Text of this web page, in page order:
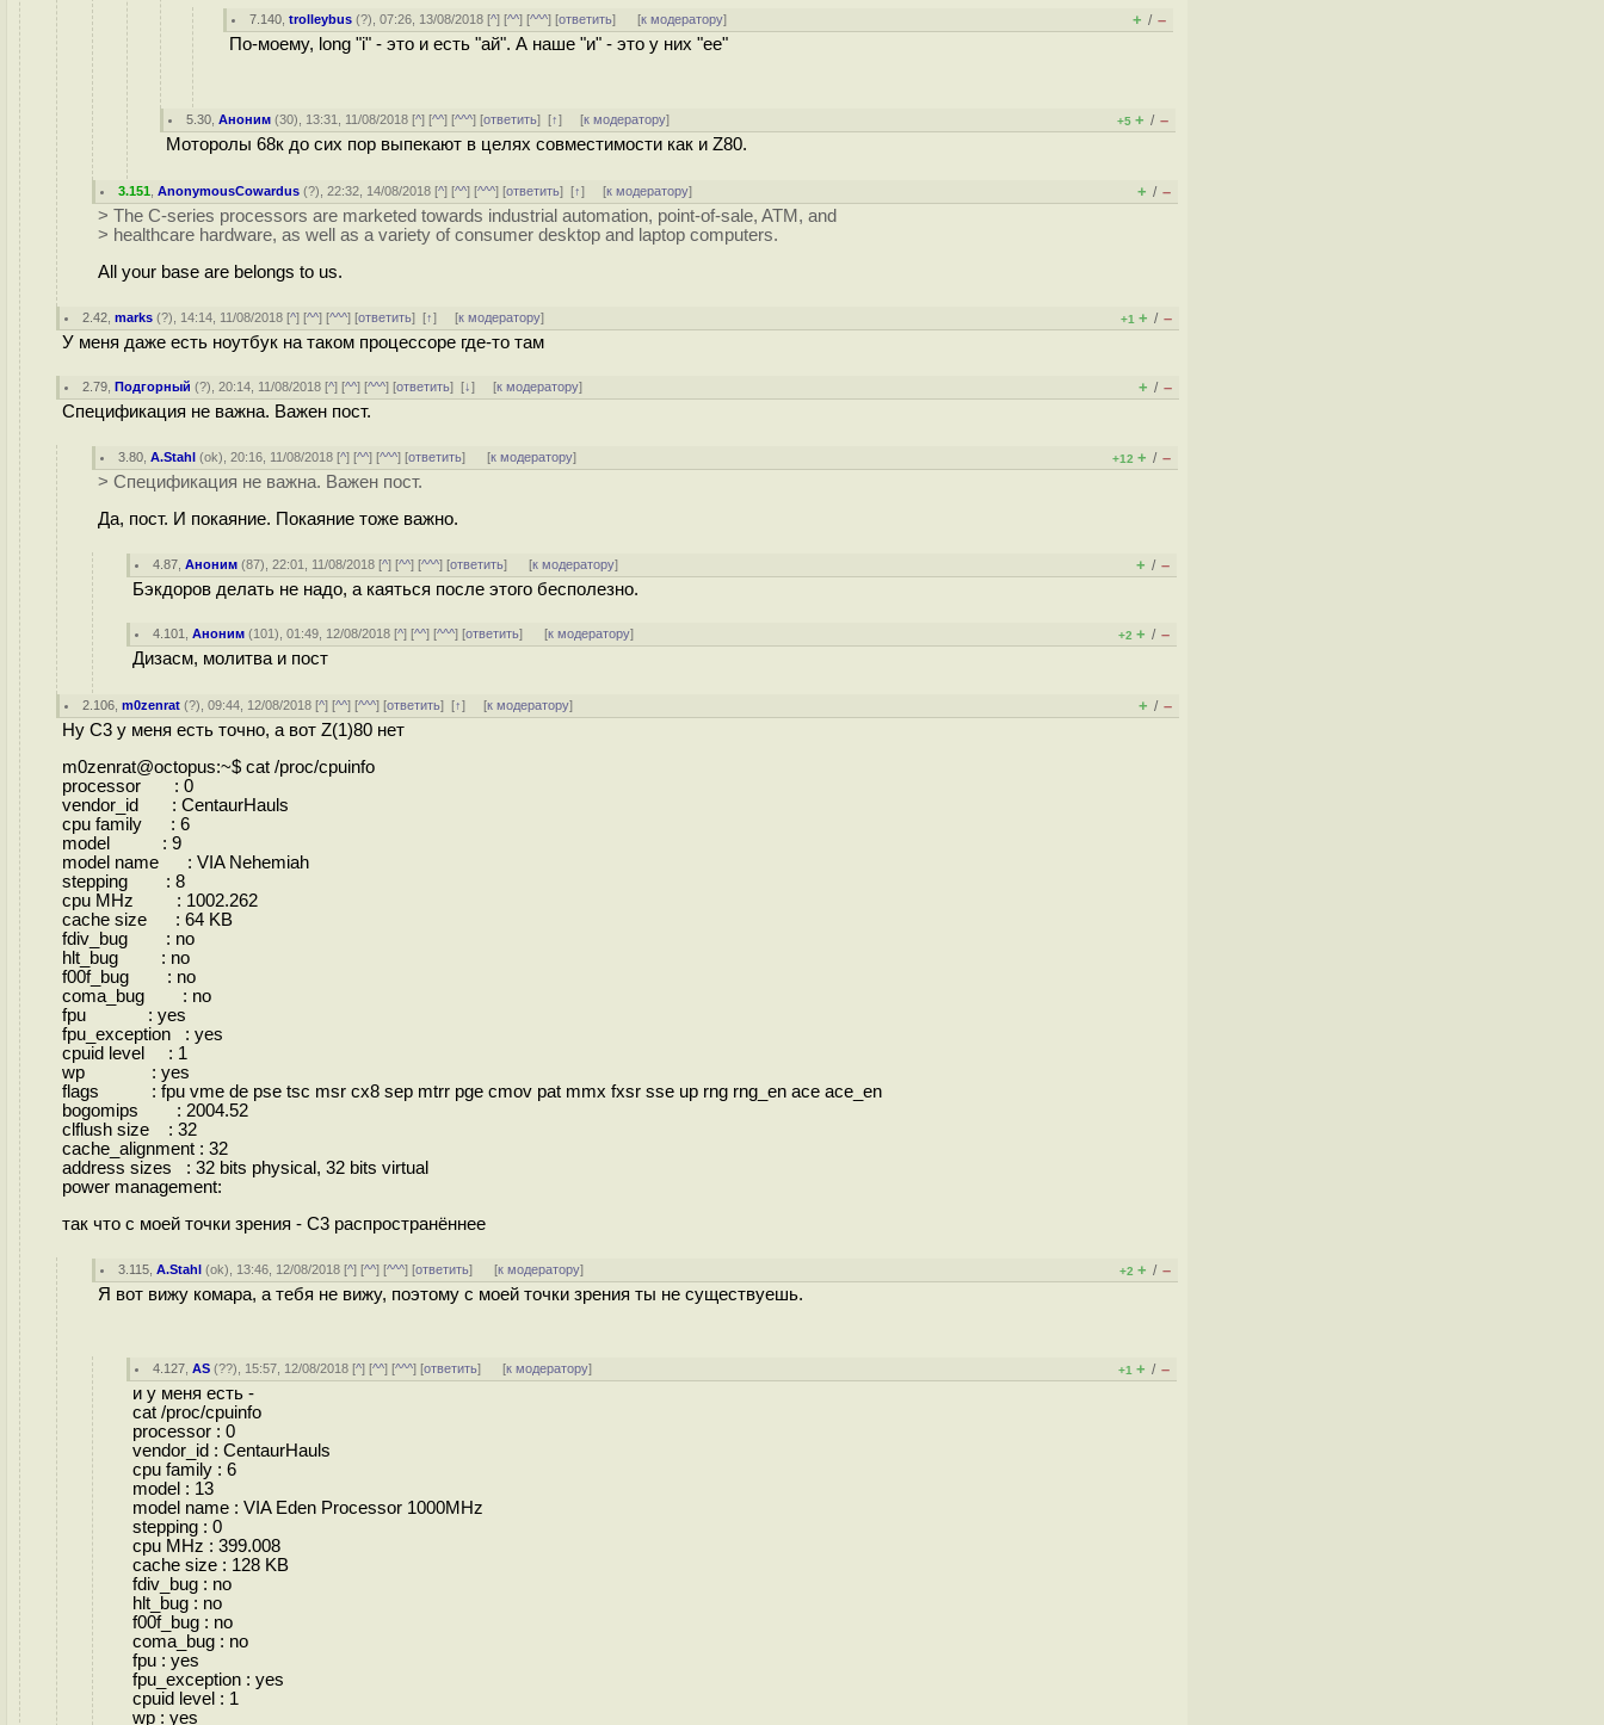
7.140 ,trolleybus (?), 07:26, 13/08/2018 [^] [^^] [^^^] [ответить] [к модератору] + / –
По-моему, long "i" - это и есть "ай". А наше "и" - это у них "ee"
5.30 ,Аноним (30), 13:31, 11/08/2018 [^] [^^] [^^^] [ответить][↑] [к модератору] +5 + / –
Моторолы 68к до сих пор выпекают в целях совместимости как и Z80.
3.151 ,AnonymousCowardus (?), 22:32, 14/08/2018 [^] [^^] [^^^] [ответить][↑] [к модератору] + / –
> The C-series processors are marketed towards industrial automation, point-of-sale, ATM, and
> healthcare hardware, as well as a variety of consumer desktop and laptop computers.
All your base are belongs to us.
2.42 ,marks (?), 14:14, 11/08/2018 [^] [^^] [^^^] [ответить][↑] [к модератору] +1 + / –
У меня даже есть ноутбук на таком процессоре где-то там
2.79 ,Подгорный (?), 20:14, 11/08/2018 [^] [^^] [^^^] [ответить][↓] [к модератору] + / –
Спецификация не важна. Важен пост.
3.80 ,A.Stahl (ok), 20:16, 11/08/2018 [^] [^^] [^^^] [ответить] [к модератору] +12 + / –
> Спецификация не важна. Важен пост.
Да, пост. И покаяние. Покаяние тоже важно.
4.87 ,Аноним (87), 22:01, 11/08/2018 [^] [^^] [^^^] [ответить] [к модератору] + / –
Бэкдоров делать не надо, а каяться после этого бесполезно.
4.101 ,Аноним (101), 01:49, 12/08/2018 [^] [^^] [^^^] [ответить] [к модератору] +2 + / –
Дизасм, молитва и пост
2.106 ,m0zenrat (?), 09:44, 12/08/2018 [^] [^^] [^^^] [ответить][↑] [к модератору] + / –
Ну C3 у меня есть точно, а вот Z(1)80 нет
m0zenrat@octopus:~$ cat /proc/cpuinfo
processor : 0
vendor_id : CentaurHauls
cpu family : 6
model : 9
model name : VIA Nehemiah
stepping : 8
cpu MHz : 1002.262
cache size : 64 KB
fdiv_bug : no
hlt_bug : no
f00f_bug : no
coma_bug : no
fpu : yes
fpu_exception : yes
cpuid level : 1
wp : yes
flags : fpu vme de pse tsc msr cx8 sep mtrr pge cmov pat mmx fxsr sse up rng rng_en ace ace_en
bogomips : 2004.52
clflush size : 32
cache_alignment : 32
address sizes : 32 bits physical, 32 bits virtual
power management:
так что с моей точки зрения - С3 распространённее
3.115 ,A.Stahl (ok), 13:46, 12/08/2018 [^] [^^] [^^^] [ответить] [к модератору] +2 + / –
Я вот вижу комара, а тебя не вижу, поэтому с моей точки зрения ты не существуешь.
4.127 ,AS (??), 15:57, 12/08/2018 [^] [^^] [^^^] [ответить] [к модератору] +1 + / –
и у меня есть -
cat /proc/cpuinfo
processor : 0
vendor_id : CentaurHauls
cpu family : 6
model : 13
model name : VIA Eden Processor 1000MHz
stepping : 0
cpu MHz : 399.008
cache size : 128 KB
fdiv_bug : no
hlt_bug : no
f00f_bug : no
coma_bug : no
fpu : yes
fpu_exception : yes
cpuid level : 1
wp : yes